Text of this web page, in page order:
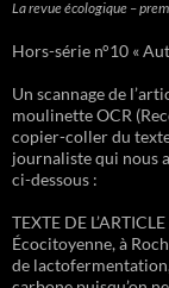
La revue écologique –
Hors-série n°10 «
Un scannage de
moulinette OCR
copier-coller du
journaliste qui nous
ci-dessous :
TEXTE DE
Écocitoyenne, à
de